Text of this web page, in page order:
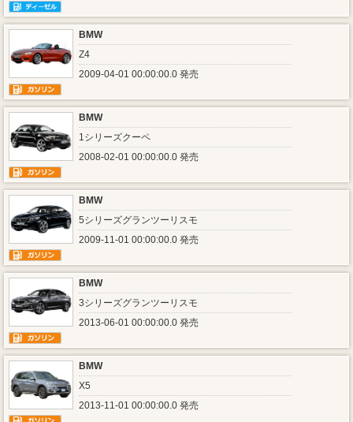
BMW
Z4
2009-04-01 00:00:00.0 発売
BMW
1シリーズクーペ
2008-02-01 00:00:00.0 発売
BMW
5シリーズグランツーリスモ
2009-11-01 00:00:00.0 発売
BMW
3シリーズグランツーリスモ
2013-06-01 00:00:00.0 発売
BMW
X5
2013-11-01 00:00:00.0 発売